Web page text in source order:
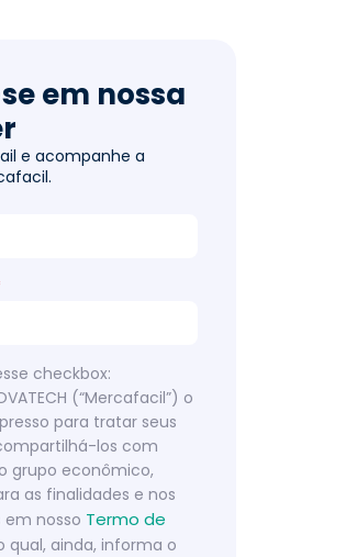
em nossa
e acompanhe a
checkbox:
(“Mercafacil”) o
para tratar seus
los com
grupo econômico,
as finalidades e nos
nosso Termo de
qual, ainda, informa o